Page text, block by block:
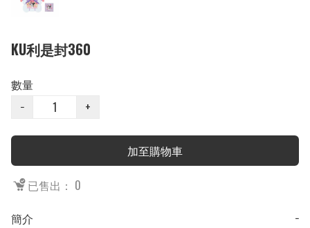
KU利是封360
數量
−
+
加至購物車
已售出： 0
簡介
−